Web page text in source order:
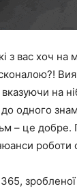
з вас хоч
на
одного
– це добре.
роботи